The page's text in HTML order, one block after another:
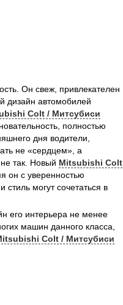
Он свеж, привлекателен
дизайн автомобилей
Colt / Митсубиси
полностью
дня водители,
не «сердцем», а
так. Новый Mitsubishi Colt
он с уверенностью
стиль могут сочетаться в
его интерьера не менее
машин данного класса,
Colt / Митсубиси